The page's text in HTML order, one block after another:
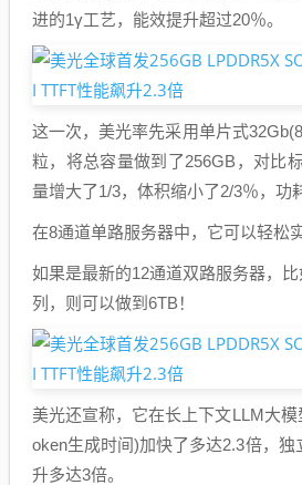
进的1γ工艺，能效提升超过20％。
这一次，美光率先采用单片式
粒，将总容量做到了256GB，对比
量增大了1/3，体积缩小了2/3％，功
在8通道单路服务器中，它可以轻松
如果是最新的12通道双路服务器，
列，则可以做到6TB！
美光还宣称，它在长上下文LLM大
oken生成时间)加快了多达2.3倍，独
升多达3倍。